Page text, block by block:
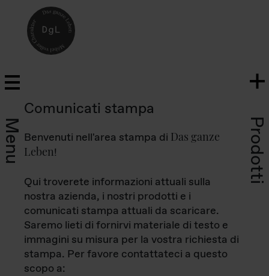
Menu Prodotti
Comunicati stampa
Benvenuti nell'area stampa di Das ganze
Leben!
Qui troverete informazioni attuali sulla
nostra azienda, i nostri prodotti e i
comunicati stampa attuali da scaricare.
Saremo lieti di fornirvi materiale di testo e
immagini su misura per la vostra richiesta di
stampa. Per favore contattateci a questo
scopo a: